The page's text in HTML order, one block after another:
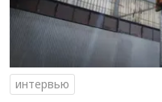
интервью